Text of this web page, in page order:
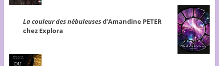
La couleur des nébuleusesd’Amandine PETER
chez Explora